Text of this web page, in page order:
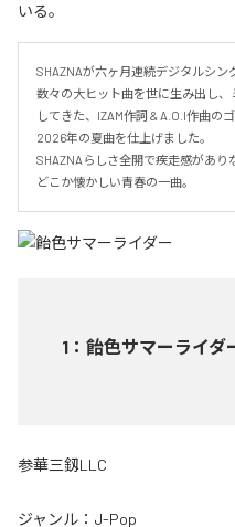
いる。
SHAZNAが六ヶ月連続デジタルシン
数々の大ヒット曲を世に生み出し
してきた、IZAM作詞 & A.O.I作曲の
2026年の夏曲を仕上げました。
SHAZNAらしさ全開で疾走感があり
どこか懐かしい青春の一曲。
1 ： 飴色サマーライダ
参華三釼LLC
ジャンル： J-Pop